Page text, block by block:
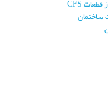
ساختمان